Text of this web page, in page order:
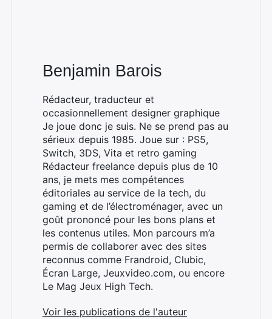
Benjamin Barois
Rédacteur, traducteur et
occasionnellement designer graphique
Je joue donc je suis. Ne se prend pas au
sérieux depuis 1985. Joue sur : PS5,
Switch, 3DS, Vita et retro gaming
Rédacteur freelance depuis plus de 10
ans, je mets mes compétences
éditoriales au service de la tech, du
gaming et de l’électroménager, avec un
goût prononcé pour les bons plans et
les contenus utiles. Mon parcours m’a
permis de collaborer avec des sites
reconnus comme Frandroid, Clubic,
Écran Large, Jeuxvideo.com, ou encore
Le Mag Jeux High Tech.
Voir les publications de l'auteur